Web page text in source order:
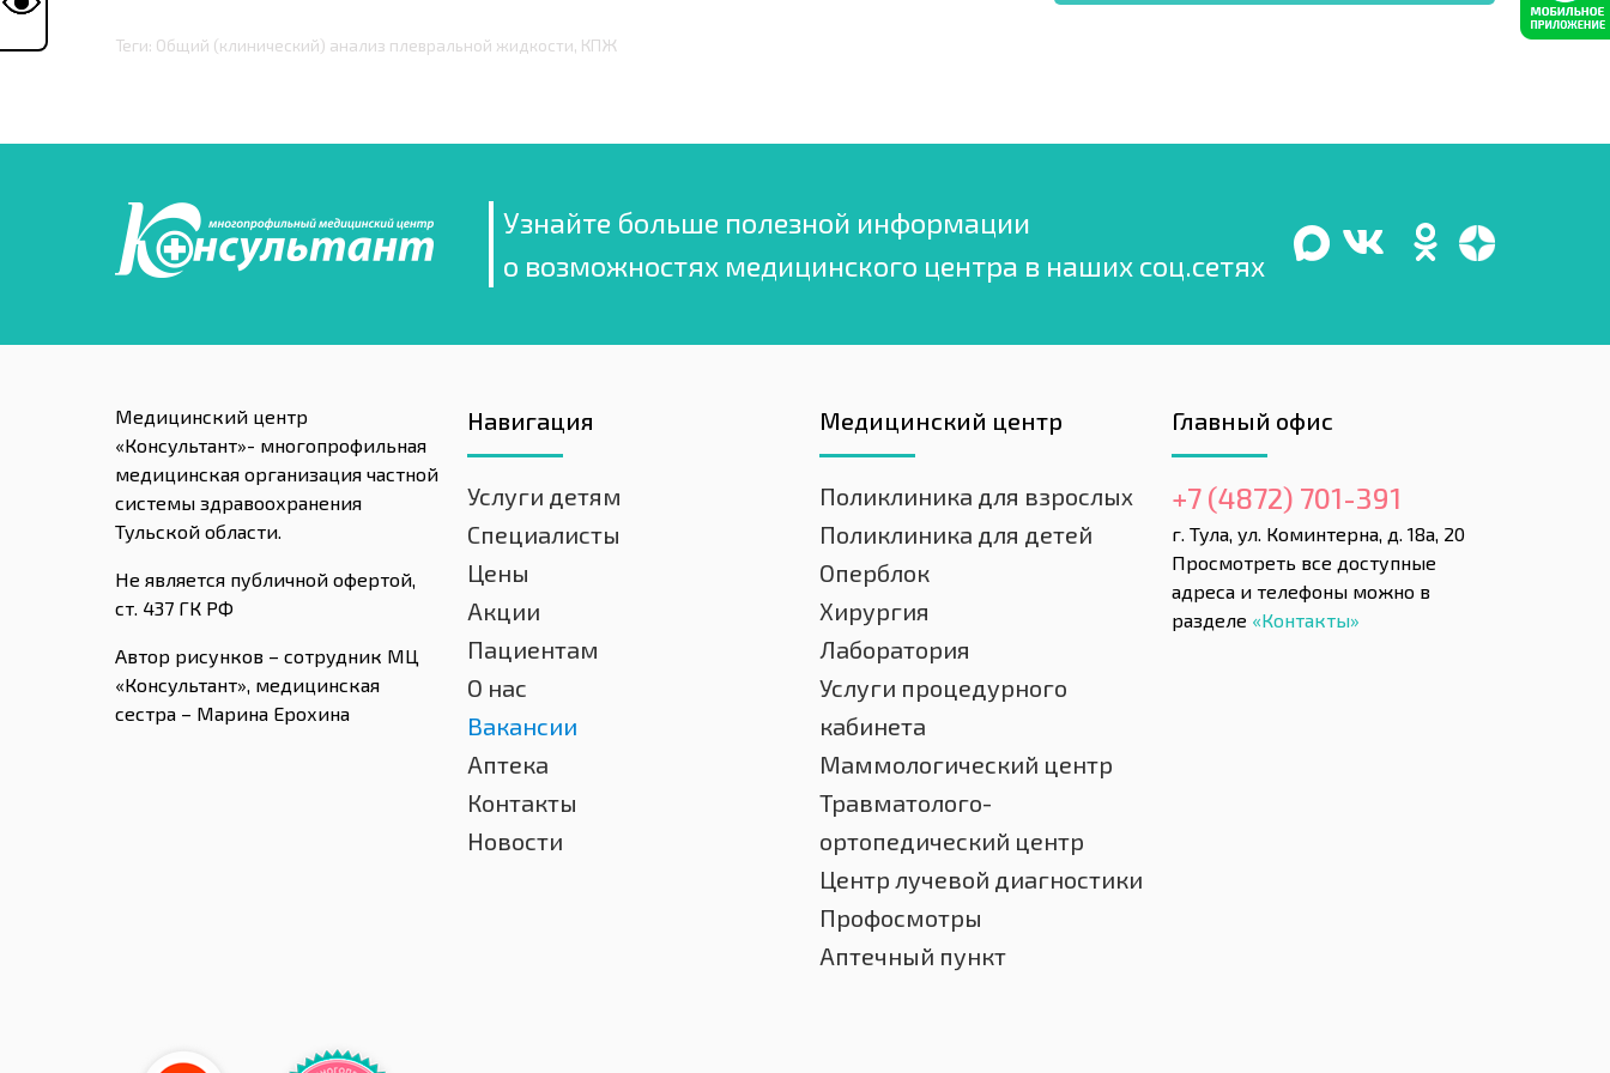
Теги: Общий (клинический) анализ плевральной жидкости, КПЖ
Узнайте больше полезной информации
о возможностях медицинского центра в наших соц.сетях
Медицинский центр
«Консультант»- многопрофильная
медицинская организация частной
системы здравоохранения
Тульской области.
Не является публичной офертой,
ст. 437 ГК РФ
Автор рисунков – сотрудник МЦ
«Консультант», медицинская
сестра – Марина Ерохина
Навигация
Услуги детям
Специалисты
Цены
Акции
Пациентам
О нас
Вакансии
Аптека
Контакты
Новости
Медицинский центр
Поликлиника для взрослых
Поликлиника для детей
Оперблок
Хирургия
Лаборатория
Услуги процедурного
кабинета
Маммологический центр
Травматолого-
ортопедический центр
Центр лучевой диагностики
Профосмотры
Аптечный пункт
Главный офис
+7 (4872) 701-391
г. Тула, ул. Коминтерна, д. 18а, 20
Просмотреть все доступные
адреса и телефоны можно в
разделе «Контакты»